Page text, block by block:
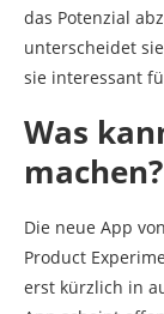
das Potenzial
unterscheidet
sie interessant
Was
machen?
Die neue App
Product
erst kürzlich in